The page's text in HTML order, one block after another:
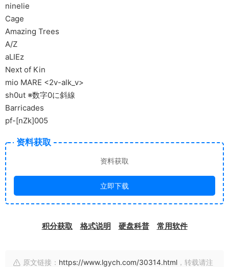
ninelie
Cage
Amazing Trees
A/Z
aLIEz
Next of Kin
mio MARE <2v-alk_v>
sh0ut ※数字0に斜線
Barricades
pf-[nZk]005
资料获取
资料获取
立即下载
积分获取 格式说明 硬盘科普 常用软件
原文链接： https://www.lgych.com/30314.html ，转载请注